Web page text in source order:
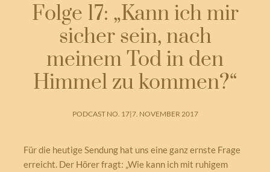
Folge 17: „Kann ich mir
sicher sein, nach
meinem Tod in den
Himmel zu kommen?“
PODCAST NO. 17|7. NOVEMBER 2017
Für die heutige Sendung hat uns eine ganz ernste Frage
erreicht. Der Hörer fragt: „Wie kann ich mit ruhigem